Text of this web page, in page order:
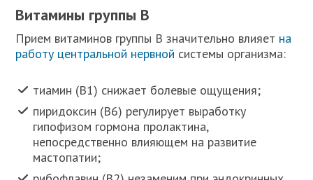
Витамины группы В
Прием витаминов группы В значительно влияет на
работу центральной нервной системы организма:
тиамин (В1) снижает болевые ощущения;
пиридоксин (В6) регулирует выработку
гипофизом гормона пролактина,
непосредственно влияющем на развитие
мастопатии;